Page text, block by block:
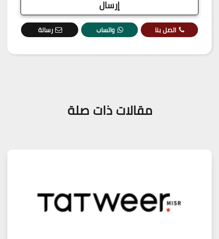
اتصل بنا واتساب رسالة
مقالات ذات صلة